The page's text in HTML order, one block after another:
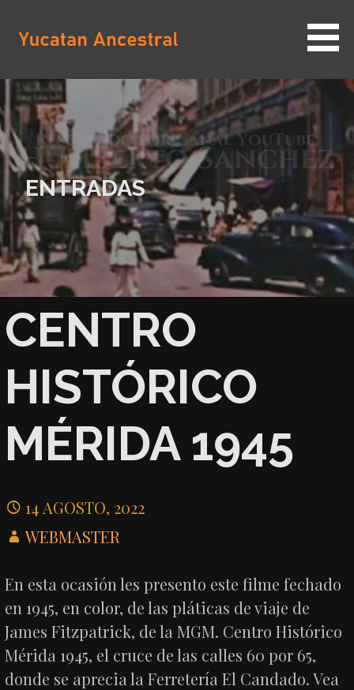
contenido
YUCATAN ANCESTRAL
ENTRADAS
CENTRO
HISTÓRICO
MÉRIDA 1945
14 AGOSTO, 2022
WEBMASTER
En esta ocasión les presento este filme fechado
en 1945, en color, de las pláticas de viaje de
James Fitzpatrick, de la MGM. Centro Histórico
Mérida 1945, el cruce de las calles 60 por 65,
donde se aprecia la Ferretería El Candado. Vea